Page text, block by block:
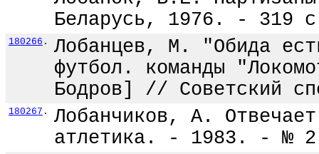
Беларусь, 1976. - 319
180266 .
Лобанцев, М. "Обида
футбол. команды
Бодров] // Советский
180267 .
Лобанчиков, А.
атлетика. - 1983. - №